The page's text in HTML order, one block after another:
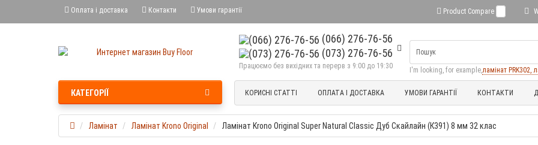
Оплата і доставка Контакти Умови гарантії Product Compare
(066) 276-76-56
(073) 276-76-56
Працюємо без вихідних та перерв з 9:00 до 19:30 I'm looking, for example, ламінат PRK302,
КАТЕГОРІЇ КОРИСНІ СТАТТІ ОПЛАТА І ДОСТАВКА УМОВИ ГАРАНТІЇ КОНТАКТИ
Ламінат Ламінат Krono Original Ламінат Krono Original Super Natural Classic Дуб Скайлайн (К391) 8 мм 32 клас